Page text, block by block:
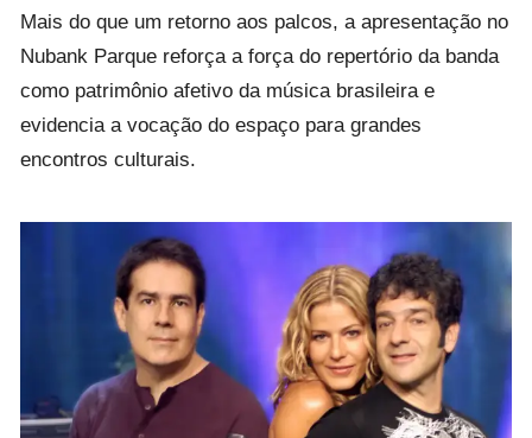
Mais do que um retorno aos palcos, a apresentação no
Nubank Parque reforça a força do repertório da banda
como patrimônio afetivo da música brasileira e
evidencia a vocação do espaço para grandes
encontros culturais.